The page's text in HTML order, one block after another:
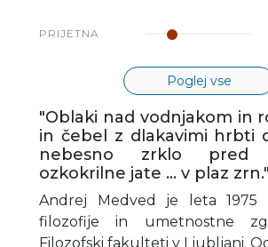
PRIJETNA
Poglej vse
"Oblaki nad vodnjakom in
in čebel z dlakavimi hrbti
nebesno zrklo pred
ozkokrilne jate ... v plaz
Andrej Medved je leta 1975
filozofije in umetnostne
Filozofski fakulteti v Ljubljani.